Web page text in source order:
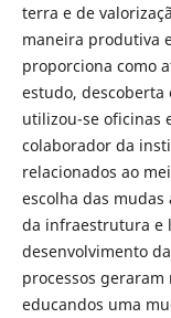
terra e de
maneira produtiva
proporciona como
estudo, descoberta
utilizou-se oficinas
colaborador da
relacionados ao
escolha das
da infraestrutura e
desenvolvimento
processos
educandos uma